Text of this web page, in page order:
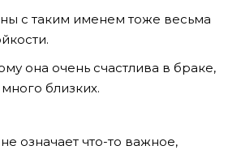
с таким именем тоже весьма
она очень счастлива в браке,
близких.
означает что-то важное,